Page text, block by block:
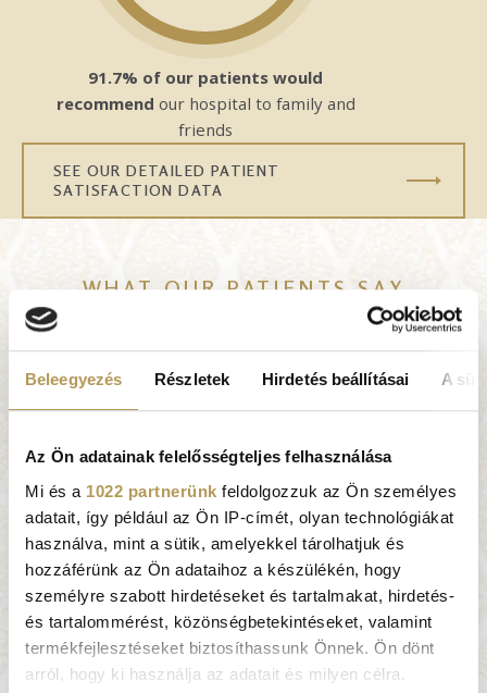
Beleegyezés Részletek Hirdetés beállításai A
Az Ön adatainak felelősségteljes felhasználása
Mi és a 1022 partnerünk feldolgozzuk az Ön személyes
adatait, így például az Ön IP-címét, olyan technológiákat
használva, mint a sütik, amelyekkel tárolhatjuk és
hozzáférünk az Ön adataihoz a készülékén, hogy
személyre szabott hirdetéseket és tartalmakat, hirdetés-
és tartalommérést, közönségbetekintéseket, valamint
termékfejlesztéseket biztosíthassunk Önnek. Ön dönt
arról, hogy ki használja az adatait és milyen célra.
91.7% of our patients would
recommend our hospital to family and
friends
SEE OUR DETAILED PATIENT
SATISFACTION DATA
WHAT OUR PATIENTS SAY
Very professional
doctors and nurses. All
staff are very friendly
appreciate the calls from
the Dr. Rose staff
whenever we book an
appointment to get
more information about
the problem. Good to
get this feedback survey
from time to time so
that we could share our
Image
Prevention and
screening are
paramount to me. With
SZABINA TOMÁN,
President, Toman
Lifestyle